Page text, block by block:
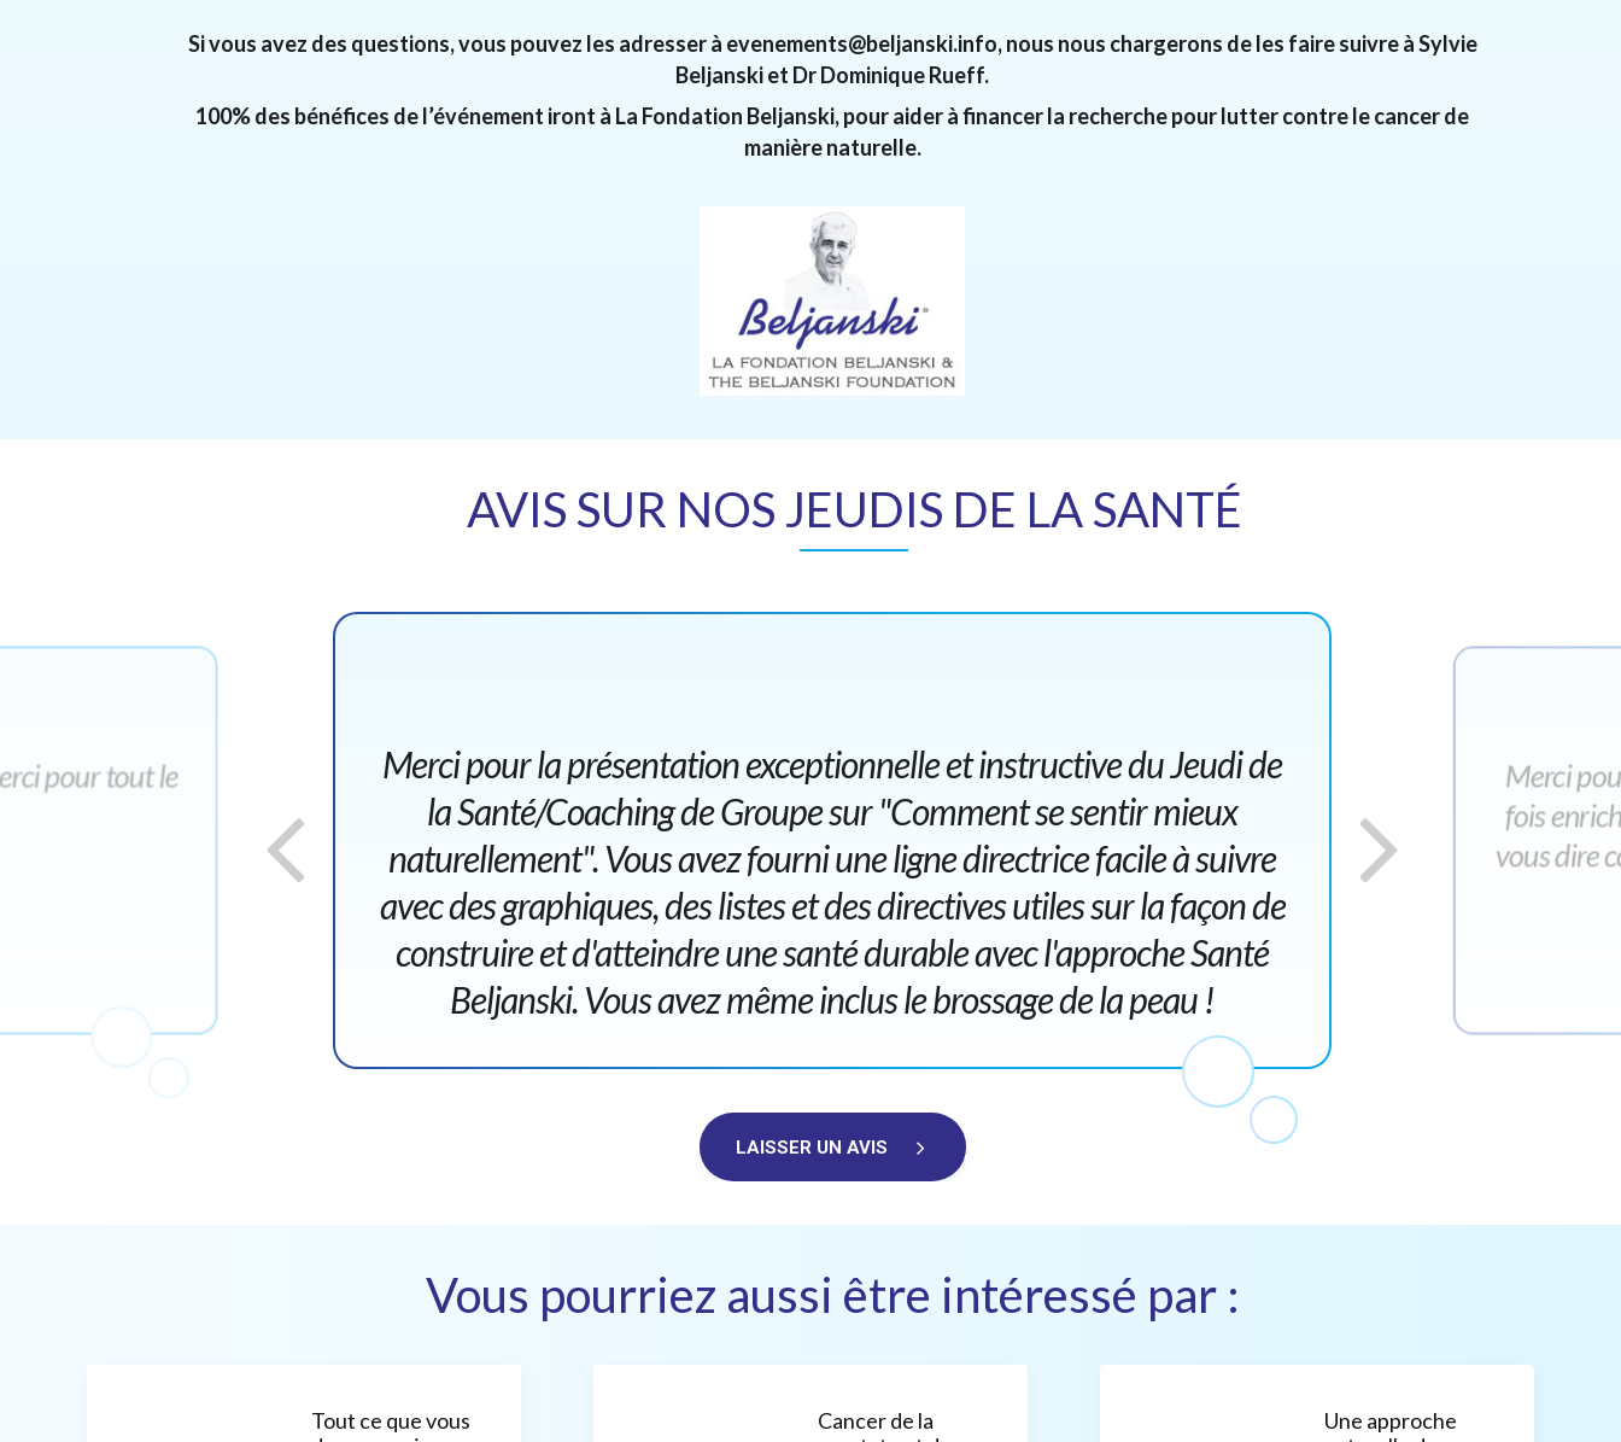
Si vous avez des questions, vous pouvez les adresser à evenements@beljanski.info, nous nous chargerons de les faire suivre à Sylvie
Beljanski et Dr Dominique Rueff.
100% des bénéfices de l’événement iront à La Fondation Beljanski, pour aider à financer la recherche pour lutter contre le cancer de
manière naturelle.
AVIS SUR NOS JEUDIS DE LA SANTÉ
pour tout le
Merci pour la présentation exceptionnelle et instructive du Jeudi de
la Santé/Coaching de Groupe sur "Comment se sentir mieux
naturellement". Vous avez fourni une ligne directrice facile à suivre
avec des graphiques, des listes et des directives utiles sur la façon de
construire et d'atteindre une santé durable avec l'approche Santé
Beljanski. Vous avez même inclus le brossage de la peau !
Merci
fois
vous dire
LAISSER UN AVIS
Vous pourriez aussi être intéressé par :
Tout ce que vous
Cancer de la
Une approche